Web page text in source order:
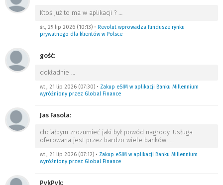
Ktoś już to ma w aplikacji ? …
śr., 29 lip 2026 (10:13) • Revolut wprowadza fundusze rynku
prywatnego dla klientów w Polsce
gość:
dokładnie …
wt., 21 lip 2026 (07:30) • Zakup eSIM w aplikacji Banku Millennium
wyróżniony przez Global Finance
Jas Fasola:
chciałbym zrozumieć jaki był powód nagrody. Usługa
oferowana jest przez bardzo wiele banków. …
wt., 21 lip 2026 (07:12) • Zakup eSIM w aplikacji Banku Millennium
wyróżniony przez Global Finance
PykPyk: